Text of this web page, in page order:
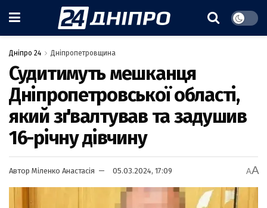
Дніпро 24 Дніпропетровщина
Судитимуть мешканця
Дніпропетровської області,
який зґвалтував та задушив
16-річну дівчину
Автор Міленко Анастасія 05.03.2024, 17:09 AA